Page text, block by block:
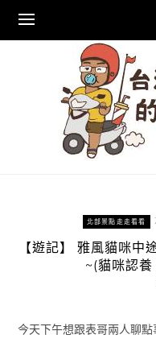
content
北部景點走走看看
【遊記】 雅風貓咪中
~(貓咪認
今天下午想跟表哥兩人聊點